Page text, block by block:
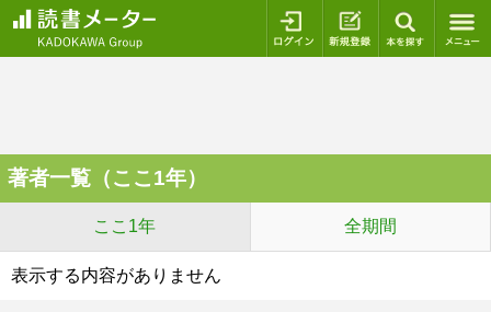
ログイン 新規登録
著者一覧（ここ1年）
ここ1年 全期間
表示する内容がありません